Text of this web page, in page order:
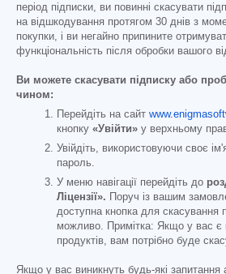
період підписки, ви повинні скасувати
на відшкодування протягом 30 днів з
покупки, і ви негайно припините
функціональність після обробки вашого
Ви можете скасувати підписку або
чином:
Перейдіть на сайт
кнопку «Увійти» у верхньому
Увійдіть, використовуючи своє
пароль.
У меню навігації перейдіть до
Ліцензії». Поруч із вашим
доступна кнопка для скасування
можливо. Примітка: Якщо у вас є
продуктів, вам потрібно буде
Якщо у вас виникнуть будь-які